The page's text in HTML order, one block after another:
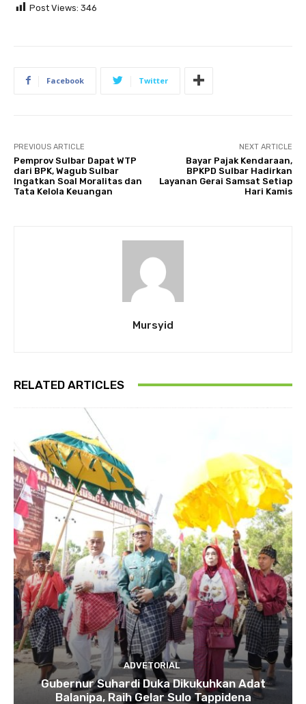
Post Views: 346
Facebook Twitter
PREVIOUS ARTICLE
Pemprov Sulbar Dapat WTP
dari BPK, Wagub Sulbar
Ingatkan Soal Moralitas dan
Tata Kelola Keuangan
NEXT ARTICLE
Bayar Pajak Kendaraan,
BPKPD Sulbar Hadirkan
Layanan Gerai Samsat Setiap
Hari Kamis
Mursyid
RELATED ARTICLES
ADVETORIAL
Gubernur Suhardi Duka Dikukuhkan Adat
Balanipa, Raih Gelar Sulo Tappidena